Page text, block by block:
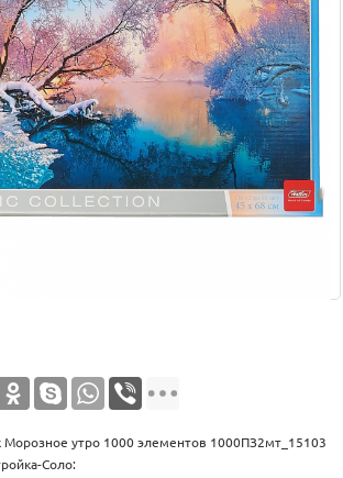
Морозное утро 1000 элементов 1000ПЗ2мт_15103
Соло: